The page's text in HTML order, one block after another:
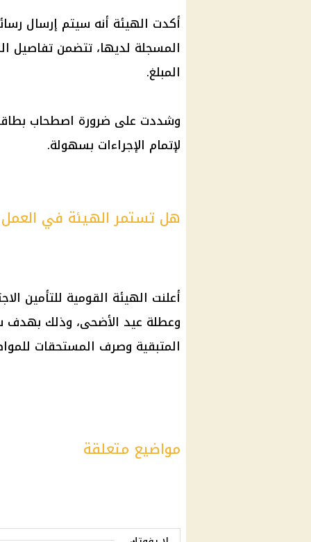
أكدت الهيئة أنه سيتم إرسال
المسجلة لديها، تتضمن تفاصيل
المبلغ.
وشددت على ضرورة اصطحاب
لإتمام الإجراءات بسهولة.
هل تستمر الهيئة في العمل
أعلنت الهيئة القومية للتأمين
وعطلة عيد الأضحى، وذلك بهدف
المتبقية وصرف المستحقات
مواضيع متعلقة